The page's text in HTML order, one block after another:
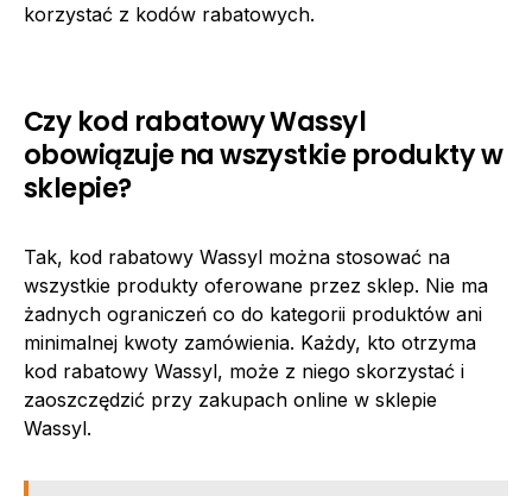
korzystać z kodów rabatowych.
Czy kod rabatowy Wassyl
obowiązuje na wszystkie produkty w
sklepie?
Tak, kod rabatowy Wassyl można stosować na
wszystkie produkty oferowane przez sklep. Nie ma
żadnych ograniczeń co do kategorii produktów ani
minimalnej kwoty zamówienia. Każdy, kto otrzyma
kod rabatowy Wassyl, może z niego skorzystać i
zaoszczędzić przy zakupach online w sklepie
Wassyl.